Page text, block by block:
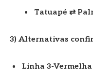
Tatuapé ⇄
3) Alternativas
Linha 3-